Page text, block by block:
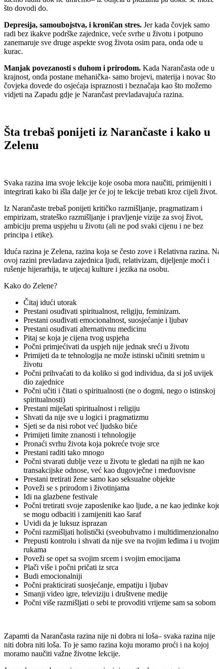
što dovodi do.
Depresija, samoubojstva, i kroničan stres. Jer kada čovjek samo
radi bez ikakve podrške zajednice, veće svrhe u životu i potpuno
zanemaruje sve druge aspekte svog života osim para, onda ode u
kurac.
Manjak povezanosti s duhom i prirodom. Kada Narančasta ode u
krajnost, onda postane mehanička- samo brojevi, materija i novac što
čovjeka dovede do osjećaja ispraznosti i beznačaja kao što možemo
vidjeti na Zapadu gdje je Narančast prevladavajuća razina.
Šta trebaš ponijeti iz Narančaste i kako u
Zelenu
Svaka razina ima svoje lekcije koje osoba mora naučiti, primijeniti i
integrirati kako bi išla dalje jer će joj te lekcije trebati kroz cijeli život.
Iz Narančaste trebaš ponijeti kritičko razmišljanje, pragmatizam i
empirizam, strateško razmišljanje i pravljenje vizije za svoj život,
ambiciju prema uspjehu u životu (ali ne pod svaki cijenu i ne bez
principa i etike).
Iduća razina je Zelena, razina koja se često zove i Relativna razina.
ovoj razini prevladava zajednica ljudi, relativizam, dijeljenje moći i
rušenje hijerarhija, te utjecaj kulture i jezika na osobu.
Kako do Zelene?
Čitaj idući utorak
Prestani osuđivati spiritualnost, religiju, feminizam.
Prestani osuđivati emocionalnost, suosjećanje i ljubav
Prestani osuđivati alternativnu medicinu
Pitaj se koja je cijena tvog uspjeha
Počni primjećivati da uspjeh nije jednak sreći u životu
Primijeti da te tehnologija ne može istinski učiniti sretnim u
životu
Počni prihvaćati to da koliko si god individua, da si još uvijek
dio zajednice
Počni učiti i čitati o spiritualnosti (ne o dogmi, nego o istinskoj
spiritualnosti)
Prestani miješati spiritualnost i religiju
Shvati da nije sve u logici i pragmatizmu
Sjeti se da nisi robot već ljudsko biće
Primijeti limite znanosti i tehnologije
Pronaći svrhu života koja pokreće tvoje srce
Prestani raditi tako mnogo
Počni stvarati dublje veze u životu te gledati na njih ne kao
transakcijske odnose, već kao dugovječne i međuovisne
Prestani tretirati žene samo kao seksualne objekte
Poveži se s prirodom i životinjama
Idi na glazbene festivale
Počni tretirati svoje zaposlenike kao ljude, a ne kao jedinke
se mogu odbaciti i zamijeniti kao šaraf
Uvidi da je luksuz isprazan
Počni razmišljati holistički (sveobuhvatno i
Prepusti kontrolu i shvati da nije sve na tvojim leđima i u tvojim
rukama
Poveži se opet sa svojim srcem i svojim emocijama
Plači više i počni pričati iz srca
Budi emocionalniji
Počni prakticirati suosjećanje, empatiju i ljubav
Smanji video igre, televiziju i društvene medije
Počni više razmišljati o sebi te provoditi vrijeme sam sa sobom
Zapamti da Narančasta razina nije ni dobra ni loša– svaka razina nije
niti dobra niti loša. To je samo razina koju moramo proći i na kojoj
moramo naučiti važne životne lekcije.